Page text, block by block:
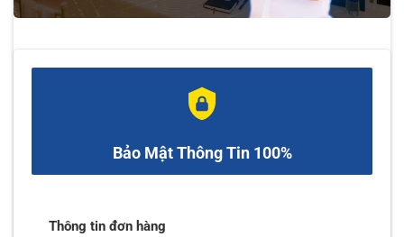
Bảo Mật Thông Tin 100%
Thông tin đơn hàng